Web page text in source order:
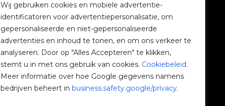
Wij gebruiken cookies en mobiele advertentie-
identificatoren voor advertentiepersonalisatie, om
gepersonaliseerde en niet-gepersonaliseerde
advertenties en inhoud te tonen, en om ons verkeer te
analyseren. Door op "Alles Accepteren" te klikken,
stemt u in met ons gebruik van cookies. Cookiebeleid.
Meer informatie over hoe Google gegevens namens
bedrijven beheert in business.safety.google/privacy.
V2C Gemeenschap
e-Chargers
V2C Cloud
V2C Payments